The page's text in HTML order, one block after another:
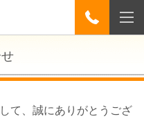
て、誠にありがとうござ